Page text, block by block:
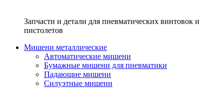
Запчасти и детали для пневматических винтовок и
пистолетов
Мишени металлические
Автоматические мишени
Бумажные мишени для пневматики
Падающие мишени
Силуэтные мишени